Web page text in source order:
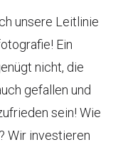
unsere Leitlinie
Ein
nicht, die
gefallen und
sein! Wie
Wir investieren